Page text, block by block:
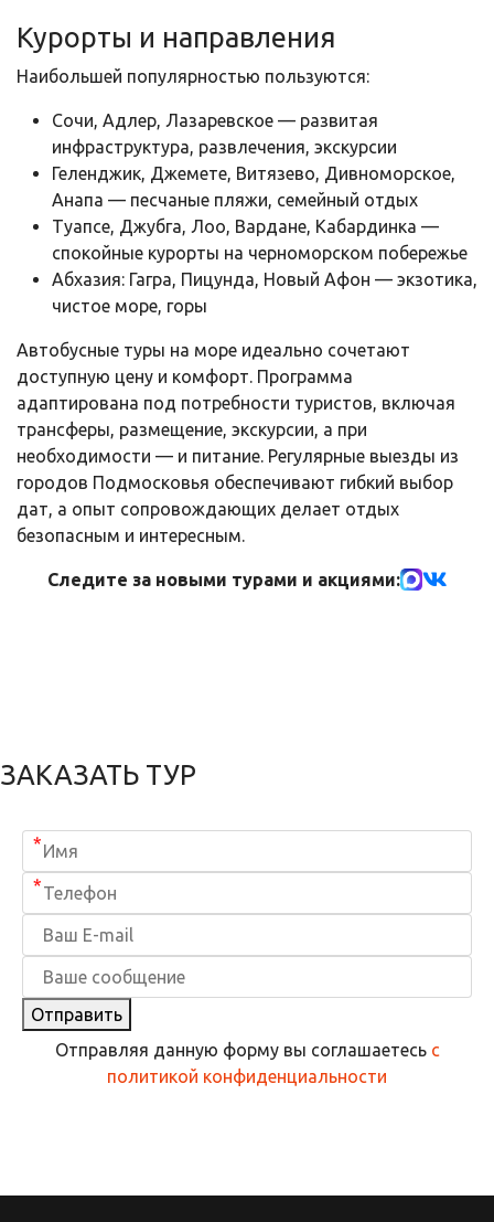
Курорты и направления
Наибольшей популярностью пользуются:
Сочи, Адлер, Лазаревское — развитая
инфраструктура, развлечения, экскурсии
Геленджик, Джемете, Витязево, Дивноморское,
Анапа — песчаные пляжи, семейный отдых
Туапсе, Джубга, Лоо, Вардане, Кабардинка —
спокойные курорты на черноморском побережье
Абхазия: Гагра, Пицунда, Новый Афон — экзотика,
чистое море, горы
Автобусные туры на море идеально сочетают
доступную цену и комфорт. Программа
адаптирована под потребности туристов, включая
трансферы, размещение, экскурсии, а при
необходимости — и питание. Регулярные выезды из
городов Подмосковья обеспечивают гибкий выбор
дат, а опыт сопровождающих делает отдых
безопасным и интересным.
Следите за новыми турами и акциями:
ЗАКАЗАТЬ ТУР
*
*
Отправить
Отправляя данную форму вы соглашаетесь с
политикой конфиденциальности